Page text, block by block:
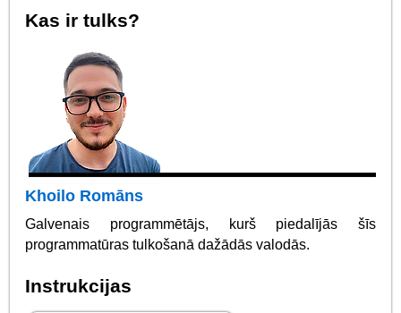
Kas ir tulks?
Khoilo Romāns
Galvenais programmētājs, kurš piedalījās šīs
programmatūras tulkošanā dažādās valodās.
Instrukcijas